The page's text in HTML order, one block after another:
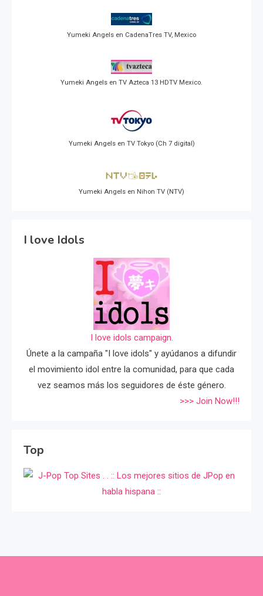
Yumeki Angels en CadenaTres TV, Mexico
Yumeki Angels en TV Azteca 13 HDTV Mexico.
Yumeki Angels en TV Tokyo (Ch 7 digital)
Yumeki Angels en Nihon TV (NTV)
I love Idols
I love idols campaign.
Únete a la campaña "I love idols" y ayúdanos a difundir
el movimiento idol entre la comunidad, para que cada
vez seamos más los seguidores de éste género.
>>> Join Now!!!
Top